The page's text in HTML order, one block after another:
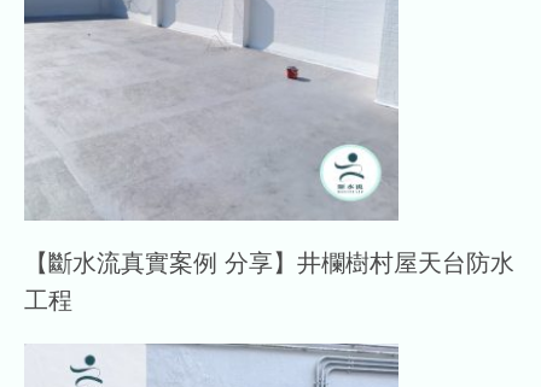
【斷水流真實案例 分享】井欄樹村屋天台防水
工程